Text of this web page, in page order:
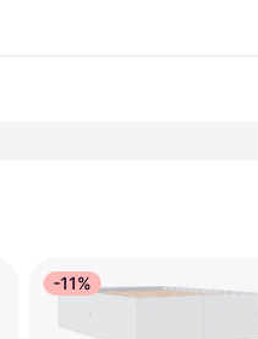
-11%